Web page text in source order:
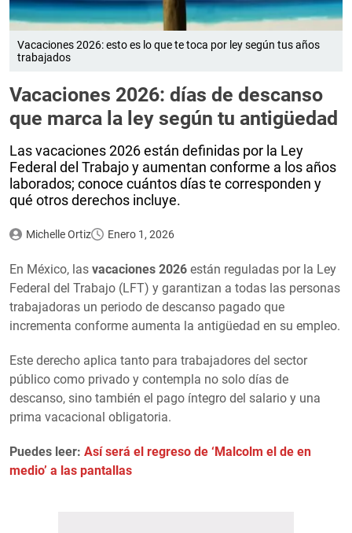
Vacaciones 2026: esto es lo que te toca por ley según tus años
trabajados
Vacaciones 2026: días de descanso
que marca la ley según tu antigüedad
Las vacaciones 2026 están definidas por la Ley
Federal del Trabajo y aumentan conforme a los años
laborados; conoce cuántos días te corresponden y
qué otros derechos incluye.
Michelle Ortiz Enero 1, 2026
En México, las vacaciones 2026 están reguladas por la Ley
Federal del Trabajo (LFT) y garantizan a todas las personas
trabajadoras un periodo de descanso pagado que
incrementa conforme aumenta la antigüedad en su empleo.
Este derecho aplica tanto para trabajadores del sector
público como privado y contempla no solo días de
descanso, sino también el pago íntegro del salario y una
prima vacacional obligatoria.
Puedes leer: Así será el regreso de ‘Malcolm el de en
medio’ a las pantallas